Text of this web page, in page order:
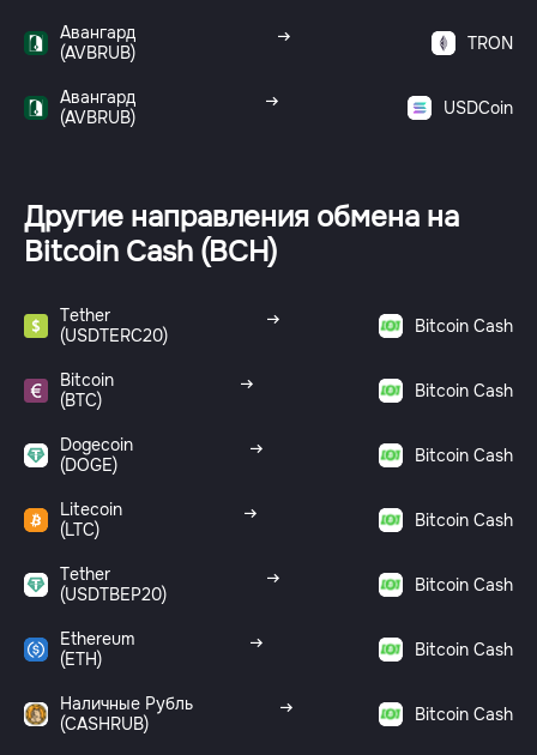
Авангард
(AVBRUB)
TRON
Авангард
(AVBRUB)
USDCoin
Другие направления обмена на
Bitcoin Cash (BCH)
Tether
(USDTERC20)
Bitcoin Cash
Bitcoin
(BTC)
Bitcoin Cash
Dogecoin
(DOGE)
Bitcoin Cash
Litecoin
(LTC)
Bitcoin Cash
Tether
(USDTBEP20)
Bitcoin Cash
Ethereum
(ETH)
Bitcoin Cash
Наличные Рубль
(CASHRUB)
Bitcoin Cash